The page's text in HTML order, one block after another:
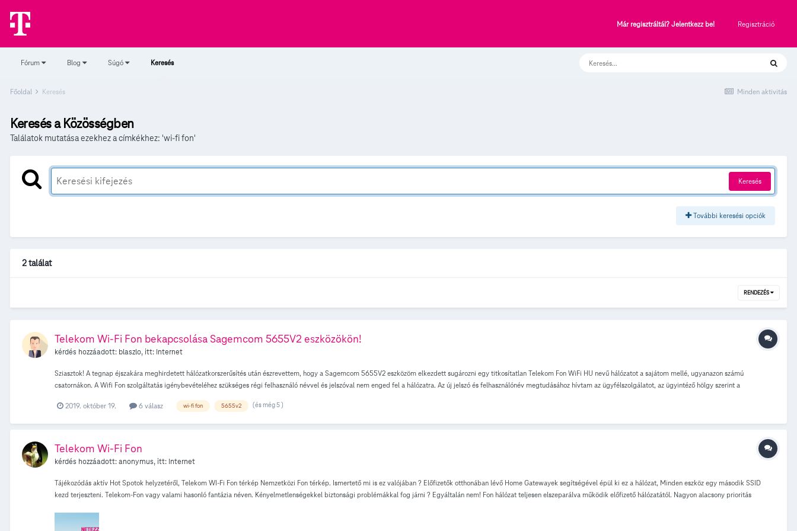
Már regisztráltál? Jelentkezz be! Regisztráció
Fórum Blog Súgó Keresés
Minden aktivitás
Főoldal Keresés
Keresés a Közösségben
Találatok mutatása ezekhez a címkékhez: 'wi-fi fon'
Keresés
További keresési opciók
2 találat
RENDEZÉS
Telekom Wi-Fi Fon bekapcsolása Sagemcom 5655V2 eszközökön!
kérdés hozzáadott: blaszlo, itt: Internet
Sziasztok! A tegnap éjszakára meghirdetett hálózatkorszerűsítés után észrevettem, hogy a Sagemcom 5655V2 eszközöm elkezdett sugározni egy titkosítatlan Telekom Fon WiFi HU nevű hálózatot a sajátom mellé, ugyanazon számú
csatornákon. A Wifi Fon szolgáltatás igénybevételéhez szükséges régi felhasználó névvel és jelszóval nem enged fel a hálózatra. Az új jelszó és felhasználónév megtudásához hívtam az ügyfélszolgálatot, az ügyintéző hölgy szerint a
2019. október 19.
6 válasz wi-fi fon 5655v2 (és még 5 )
Telekom Wi-Fi Fon
kérdés hozzáadott:anonymus, itt: Internet
Tájékozódás aktív Hot Spotok helyzetéről, Telekom WI-Fi Fon térkép Nemzetközi Fon térkép. Ismertető mi is ez valójában ? Előfizetők otthonában lévő Home Gatewayek segítségével épül ki ez a hálózat, Minden eszköz egy második SSID
kezd terjeszteni. Telekom-Fon vagy valami hasonló fantázia néven. Kényelmetlenségekkel biztonsági problémákkal fog járni ? Egyáltalán nem! Fon hálózat teljesen elszeparálva működik előfizető hálózatától. Nagyon alacsony prioritás